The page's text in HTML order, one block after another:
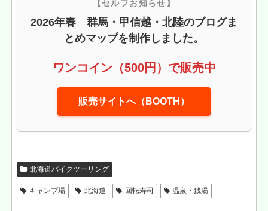
【セルフお知らせ】
2026年春 群馬・甲信越・北陸のブログま
とめマップを制作しました。
ワンコイン（500円）で販売中
販売サイトへ（BOOTH）
北海道バイクツーリング
キャンプ場 北海道 回転寿司 温泉・銭湯